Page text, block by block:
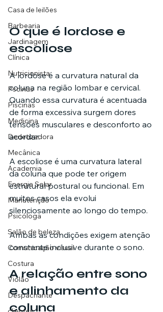
Casa de leilões
Barbearia
Jardinagem
Clínica
Nutricionista
Pscinas
Piscinas
Medicina
Dedetizadora
Mecânica
Academia
Energia Solar
Manutenção
Psicóloga
Salão de beleza
Comunicação visual
Costura
Violão
Despachante
O que é lordose e
escoliose
A lordose é a curvatura natural da
coluna na região lombar e cervical.
Quando essa curvatura é acentuada
de forma excessiva surgem dores
tensões musculares e desconforto ao
acordar.
A escoliose é uma curvatura lateral
da coluna que pode ter origem
estrutural postural ou funcional. Em
muitos casos ela evolui
silenciosamente ao longo do tempo.
Ambas as condições exigem atenção
constante inclusive durante o sono.
A relação entre sono
e alinhamento da
coluna